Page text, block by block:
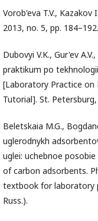
Vorob'eva T.V., Kazakov
2013, no. 5, pp.
Dubovyi V.K., Gur'ev
praktikum po
[Laboratory Practice on
Tutorial]. St.
Beletskaia M.G.,
uglerodnykh
uglei: uchebnoe
of carbon adsorbents.
textbook for laboratory
Russ.).